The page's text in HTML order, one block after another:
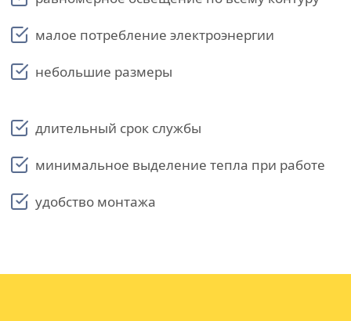
малое потребление электроэнергии
небольшие размеры
длительный срок службы
минимальное выделение тепла при работе
удобство монтажа